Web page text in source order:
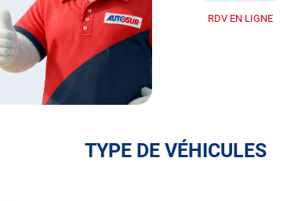
RDV EN LIGNE
TYPE DE VÉHICULES